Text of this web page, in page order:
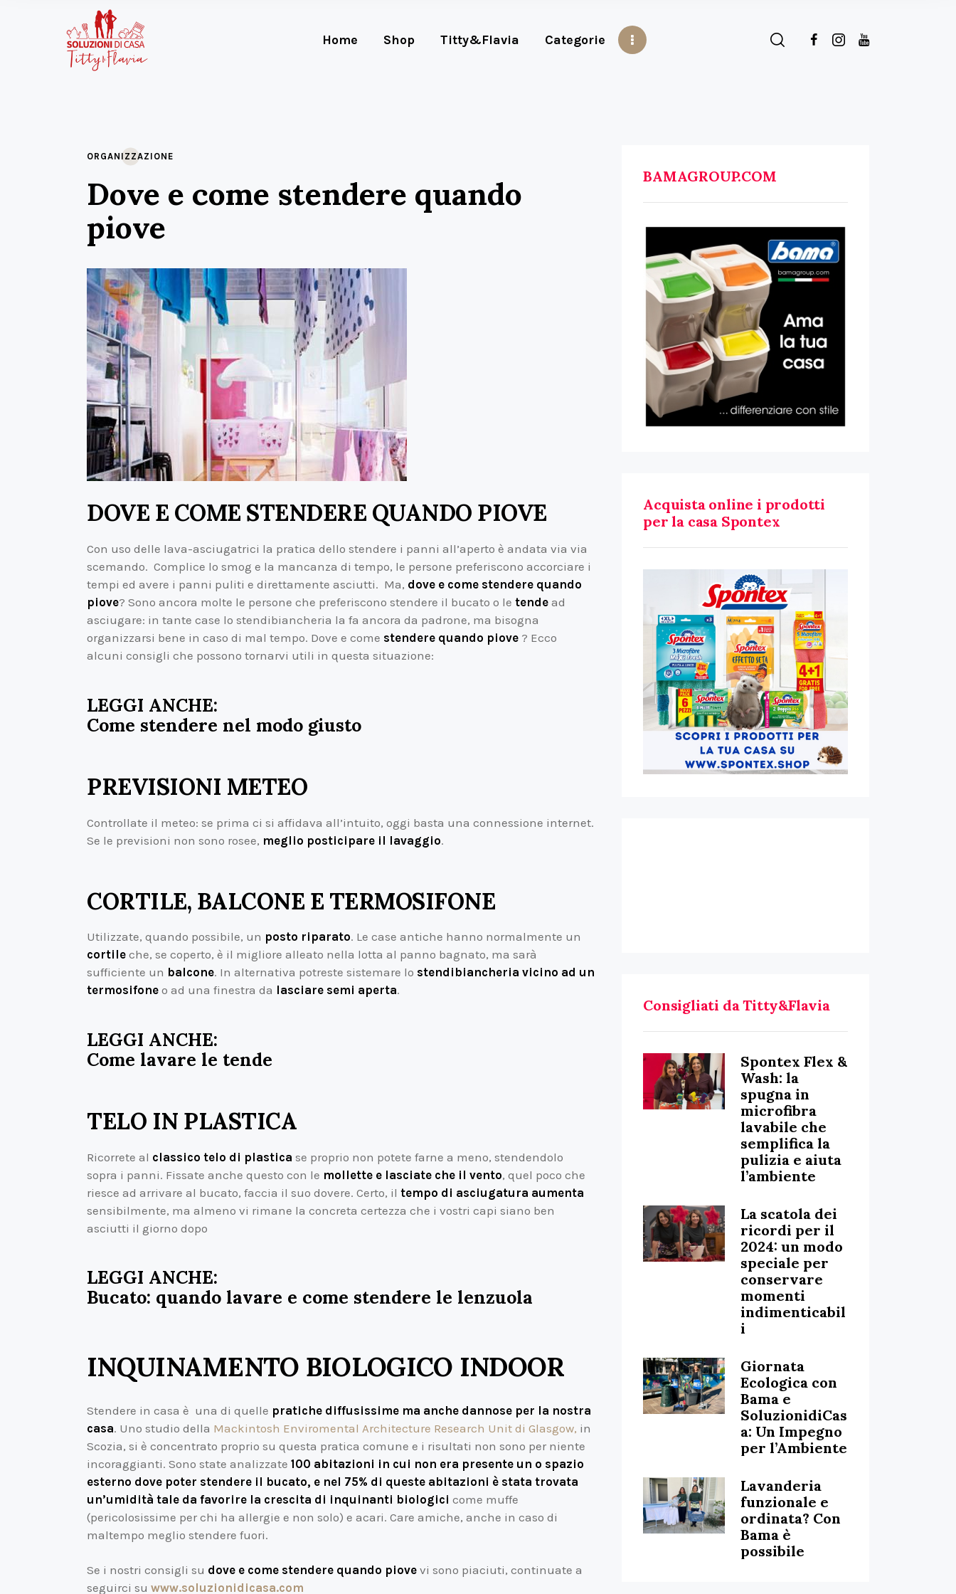
Home Shop Titty&Flavia Categorie
ORGANIZZAZIONE
Dove e come stendere quando
piove
DOVE E COME STENDERE QUANDO PIOVE
Con uso delle lava-asciugatrici la pratica dello stendere i panni all’aperto è andata via via
scemando. Complice lo smog e la mancanza di tempo, le persone preferiscono accorciare i
tempi ed avere i panni puliti e direttamente asciutti. Ma, dove e come stendere quando
piove? Sono ancora molte le persone che preferiscono stendere il bucato o le tende ad
asciugare: in tante case lo stendibiancheria la fa ancora da padrone, ma bisogna
organizzarsi bene in caso di mal tempo. Dove e come stendere quando piove ? Ecco
alcuni consigli che possono tornarvi utili in questa situazione:
LEGGI ANCHE:
Come stendere nel modo giusto
PREVISIONI METEO
Controllate il meteo: se prima ci si affidava all’intuito, oggi basta una connessione internet.
Se le previsioni non sono rosee, meglio posticipare il lavaggio.
CORTILE, BALCONE E TERMOSIFONE
Utilizzate, quando possibile, un posto riparato. Le case antiche hanno normalmente un
cortile che, se coperto, è il migliore alleato nella lotta al panno bagnato, ma sarà
sufficiente un balcone. In alternativa potreste sistemare lo stendibiancheria vicino ad un
termosifone o ad una finestra da lasciare semi aperta.
LEGGI ANCHE:
Come lavare le tende
TELO IN PLASTICA
Ricorrete al classico telo di plastica se proprio non potete farne a meno, stendendolo
sopra i panni. Fissate anche questo con le mollette e lasciate che il vento, quel poco che
riesce ad arrivare al bucato, faccia il suo dovere. Certo, il tempo di asciugatura aumenta
sensibilmente, ma almeno vi rimane la concreta certezza che i vostri capi siano ben
asciutti il giorno dopo
LEGGI ANCHE:
Bucato: quando lavare e come stendere le lenzuola
INQUINAMENTO BIOLOGICO INDOOR
Stendere in casa è una di quelle pratiche diffusissime ma anche dannose per la nostra
casa. Uno studio della Mackintosh Enviromental Architecture Research Unit di Glasgow, in
Scozia, si è concentrato proprio su questa pratica comune e i risultati non sono per niente
incoraggianti. Sono state analizzate 100 abitazioni in cui non era presente un o spazio
esterno dove poter stendere il bucato, e nel 75% di queste abitazioni è stata trovata
un’umidità tale da favorire la crescita di inquinanti biologici come muffe
(pericolosissime per chi ha allergie e non solo) e acari. Care amiche, anche in caso di
maltempo meglio stendere fuori.
Se i nostri consigli su dove e come stendere quando piove vi sono piaciuti, continuate a
seguirci su www.soluzionidicasa.com
BAMAGROUP.COM
Acquista online i prodotti
per la casa Spontex
Consigliati da Titty&Flavia
Spontex Flex &
Wash: la
spugna in
microfibra
lavabile che
semplifica la
pulizia e aiuta
l’ambiente
La scatola dei
ricordi per il
2024: un modo
speciale per
conservare
momenti
indimenticabil
i
Giornata
Ecologica con
Bama e
SoluzionidiCas
a: Un Impegno
per l’Ambiente
Lavanderia
funzionale e
ordinata? Con
Bama è
possibile